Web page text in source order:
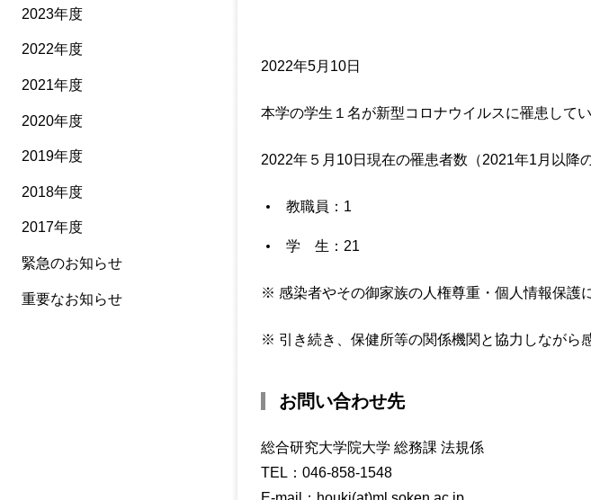
2022年5月10日
本学の学生１名が新型コロナウイルスに罹患して
2022年５月10日現在の罹患者数（2021年1月以降の
教職員：1
学 生：21
※ 感染者やその御家族の人権尊重・個人情報保護
※ 引き続き、保健所等の関係機関と協力しながら
お問い合わせ先
総合研究大学院大学 総務課 法規係
TEL：046-858-1548
2023年度
2022年度
2021年度
2020年度
2019年度
2018年度
2017年度
緊急のお知らせ
重要なお知らせ